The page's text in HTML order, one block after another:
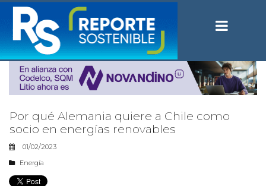
Por qué Alemania quiere a Chile como
socio en energías renovables
01/02/2023
Energía